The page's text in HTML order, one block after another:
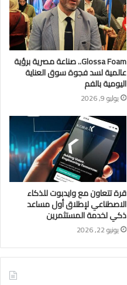
Glossa Foam.. صناعة مصرية برؤية
عالمية لسد فجوة سوق العناية
اليومية بالفم
يوليو 9, 2026
قرة تتعاون مع وايدبوت للذكاء
الاصطناعي لإطلاق أول مساعد
ذكي لخدمة المستثمرين
يونيو 22, 2026